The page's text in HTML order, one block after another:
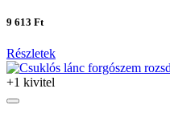
9 613 Ft
Részletek
+1 kivitel